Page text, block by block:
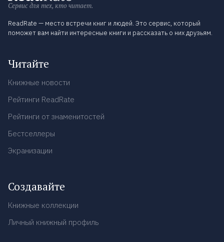
Сервис для тех, кто читает.
ReadRate — место встречи книг и людей. Это сервис, который
поможет вам найти интересные книги и рассказать о них друзьям.
Читайте
Книжные новости
Рейтинги ReadRate
Рейтинги от знаменитостей
Бестселлеры
Экранизации
Создавайте
Книжные коллекции
Личный книжный профиль